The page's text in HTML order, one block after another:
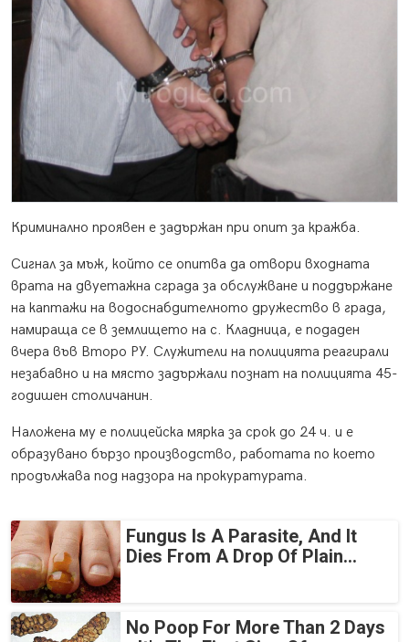
Криминално проявен е задържан при опит за кражба.
Сигнал за мъж, който се опитва да отвори входната
врата на двуетажна сграда за обслужване и поддържане
на каптажи на водоснабдителното дружество в града,
намираща се в землището на с. Кладница, е подаден
вчера във Второ РУ. Служители на полицията реагирали
незабавно и на място задържали познат на полицията 45-
годишен столичанин.
Наложена му е полицейска мярка за срок до 24 ч. и е
образувано бързо производство, работата по което
продължава под надзора на прокуратурата.
Fungus Is A Parasite, And It
Dies From A Drop Of Plain...
No Poop For More Than 2 Days